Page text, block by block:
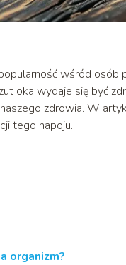
wśród osób
oka wydaje się być
zdrowia. W
tego napoju.
organizm?